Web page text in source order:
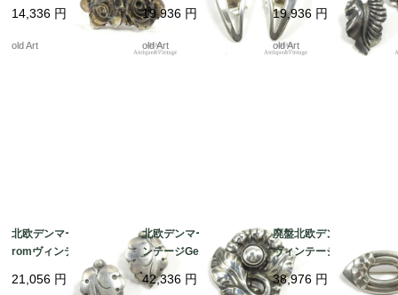
Dennun薔薇ローズシ
ルバーメッキリング指
14,336 円
old Art
年代シルバー製クリッ
プイヤリング【N-2070
19,936 円
old Art
年代シルバー製リーフ
クリップイヤリング
【N-21835】@
19,936 円
old Art
北欧デンマーク製N.E.F
romヴィンテージ1960
年代シルバー製リーフ
クリップイヤリング
21,056 円
北欧デンマーク製ヴィ
ンテージGeorg Jense
nジョージジェンセンス
ターリングシルバー銀
42,336 円
廃盤北欧デンマーク製
ヴィンテージGeorg Je
nsenジョージジェンセ
ンスターリングシルバ
38,976 円